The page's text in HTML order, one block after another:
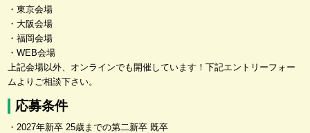
・東京会場
・大阪会場
・福岡会場
・WEB会場
上記会場以外、オンラインでも開催しています！下記エントリーフォー
ムよりご相談下さい。
応募条件
・2027年新卒 25歳までの第二新卒 既卒